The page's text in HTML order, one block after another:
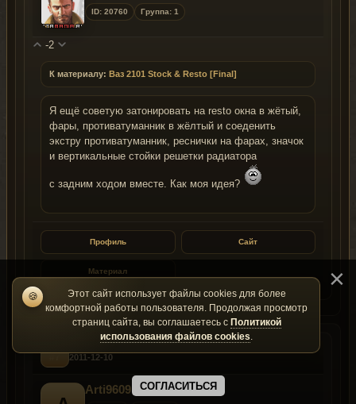
ID: 20760 Группа: 1
-2
К материалу: Ваз 2101 Stock & Resto [Final]
Я ещё советую затонировать на resto окна в жётый,
фары, противатуманник в жёлтый и соеденить
экстру противатуманник, реснички на фарах, значок
и вертикальные стойки решетки радиатора
с задним ходом вместе. Как моя идея?
Профиль Сайт
Материал
#7 2011-12-10
Arti9609
🍪
Этот сайт использует файлы cookies для более
комфортной работы пользователя. Продолжая просмотр
страниц сайта, вы соглашаетесь с Политикой
использования файлов cookies.
СОГЛАСИТЬСЯ